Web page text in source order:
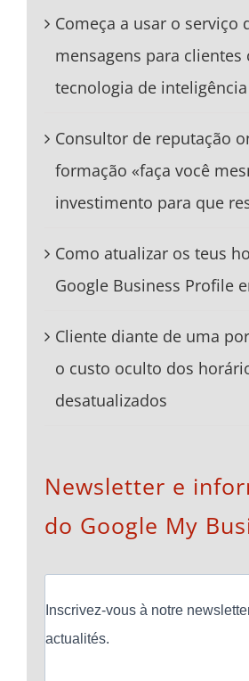
Começa a usar o serviço
mensagens para clientes
tecnologia de
Consultor de reputação
formação «faça você
investimento para que
Como atualizar os teus
Google Business Profile
Cliente diante de uma
o custo oculto dos
desatualizados
Newsletter e
do Google My
Inscrivez-vous à notre
actualités.